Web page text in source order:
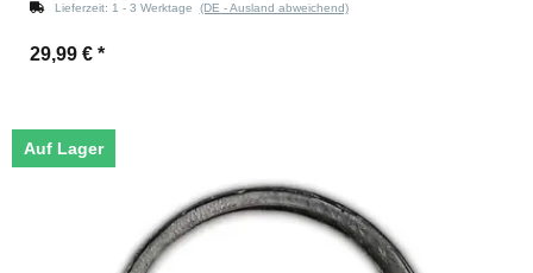
Lieferzeit: 1 - 3 Werktage (DE - Ausland abweichend)
29,99 € *
Auf Lager